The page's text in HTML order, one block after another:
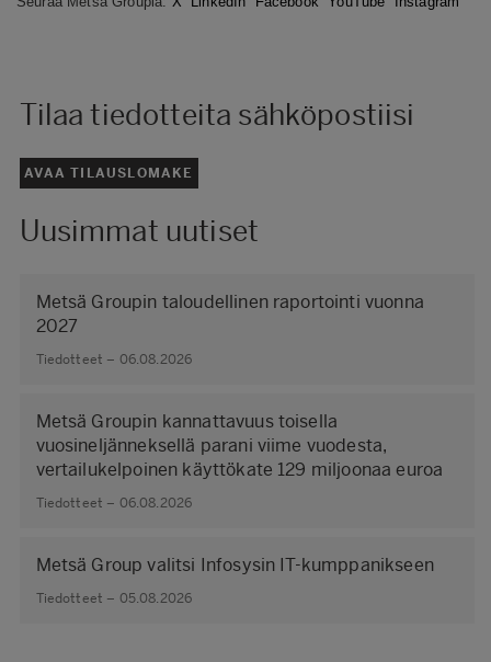
Tilaa tiedotteita sähköpostiisi
AVAA TILAUSLOMAKE
Uusimmat uutiset
Metsä Groupin taloudellinen raportointi vuonna
2027
Tiedotteet – 06.08.2026
Metsä Groupin kannattavuus toisella
vuosineljänneksellä parani viime vuodesta,
vertailukelpoinen käyttökate 129 miljoonaa euroa
Tiedotteet – 06.08.2026
Metsä Group valitsi Infosysin IT-kumppanikseen
Tiedotteet – 05.08.2026